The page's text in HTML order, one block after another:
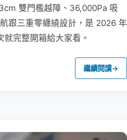
雙門檻越障、36,000Pa 吸
跟三重零纏繞設計，是 2026 年
完整開箱給大家看。
繼續閱讀→